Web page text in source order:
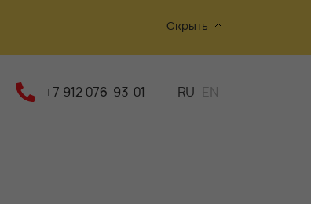
Скрыть
+7 912 076-93-01 RU EN